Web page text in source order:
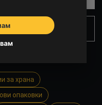
ВЪПРОСИ
за храна
опаковки